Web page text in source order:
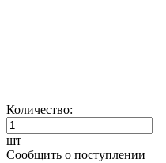
Количество:
шт
Сообщить о поступлении